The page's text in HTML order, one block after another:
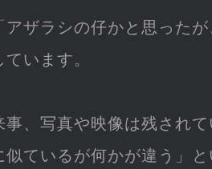
アザラシの仔かと思った
います。
、写真や映像は残されて
似ているが何かが違う」